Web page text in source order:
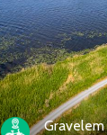
Gravelem